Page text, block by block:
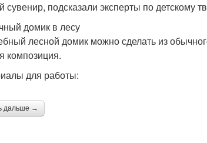
сувенир, подсказали эксперты по
домик в лесу
лесной домик можно сделать из
композиция.
для работы:
дальше →